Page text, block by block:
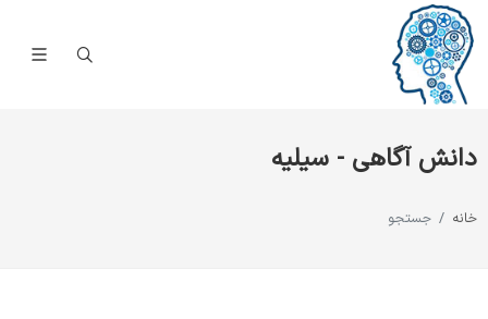
دانش آگاهی - سیلیه
خانه جستجو